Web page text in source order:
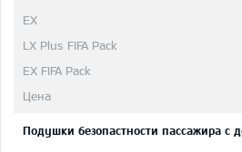
Подушки безопастности пассажира с